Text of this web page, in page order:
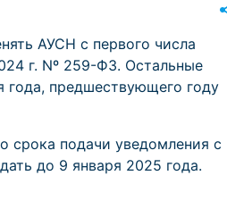
АУСН с первого числа
г. Nº 259-ФЗ. Остальные
года, предшествующего году
срока подачи уведомления с
до 9 января 2025 года.